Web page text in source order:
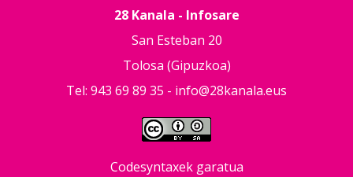
28 Kanala - Infosare
San Esteban 20
Tolosa (Gipuzkoa)
Tel: 943 69 89 35 - info@28kanala.eus
Codesyntaxek garatua